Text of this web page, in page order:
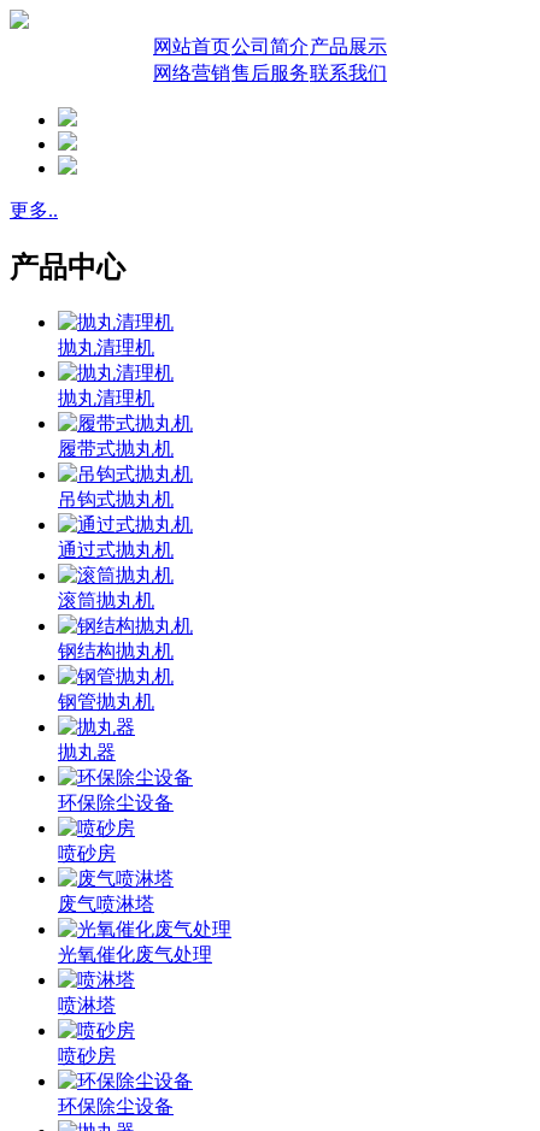
网站首页公司简介产品展示
网络营销售后服务联系我们
更多..
产品中心
抛丸清理机
抛丸清理机
履带式抛丸机
吊钩式抛丸机
通过式抛丸机
滚筒抛丸机
钢结构抛丸机
钢管抛丸机
抛丸器
环保除尘设备
喷砂房
废气喷淋塔
光氧催化废气处理
喷淋塔
喷砂房
环保除尘设备